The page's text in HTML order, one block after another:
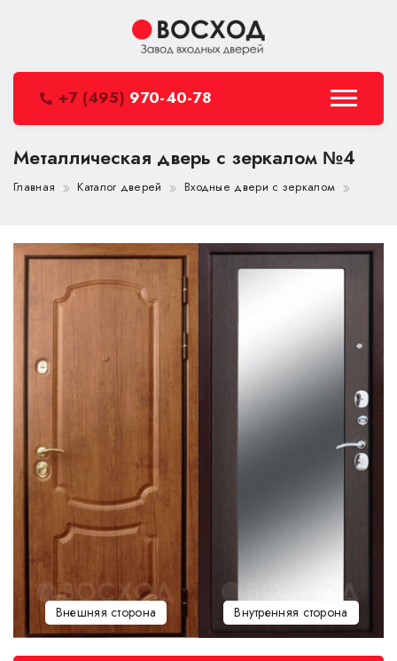
+7 (495) 970-40-78
Металлическая дверь с зеркалом №4
Главная Каталог дверей Входные двери с зеркалом
Внешняя сторона Внутренняя сторона